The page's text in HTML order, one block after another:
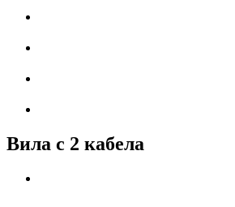
Вила с 2 кабела